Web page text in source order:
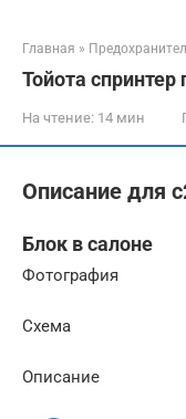
Главная »
Тойота спринтер
На чтение: 14 мин
Описание для
Блок в салоне
Фотография
Схема
Описание